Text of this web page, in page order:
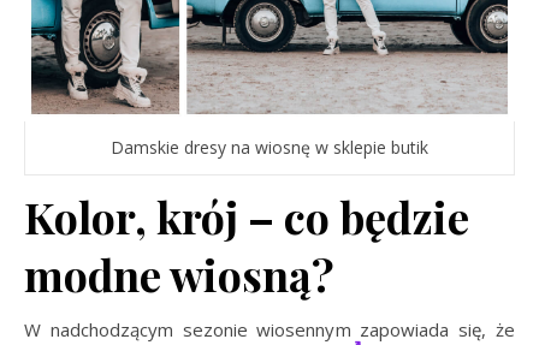
Damskie dresy na wiosnę w sklepie butik
Kolor, krój – co będzie
modne wiosną?
W nadchodzącym sezonie wiosennym zapowiada się, że